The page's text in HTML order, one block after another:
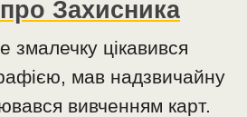
Захисника
змалечку цікавився
мав надзвичайну
вивченням карт.